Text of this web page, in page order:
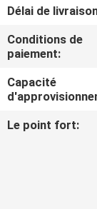
QUALITÉ
NOUS
Délai de
Conditions de
paiement:
Capacité
Le point fort: